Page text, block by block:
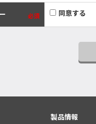
必須 同意する
製品情報